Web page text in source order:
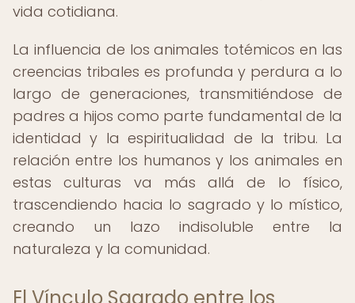
vida cotidiana.
La influencia de los animales totémicos en las
creencias tribales es profunda y perdura a lo
largo de generaciones, transmitiéndose de
padres a hijos como parte fundamental de la
identidad y la espiritualidad de la tribu. La
relación entre los humanos y los animales en
estas culturas va más allá de lo físico,
trascendiendo hacia lo sagrado y lo místico,
creando un lazo indisoluble entre la
naturaleza y la comunidad.